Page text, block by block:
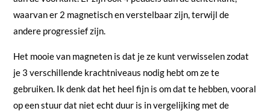
waarvan er 2 magnetisch en verstelbaar zijn, terwijl de
andere progressief zijn.
Het mooie van magneten is dat je ze kunt verwisselen zodat
je 3 verschillende krachtniveaus nodig hebt om ze te
gebruiken. Ik denk dat het heel fijn is om dat te hebben, vooral
op een stuur dat niet echt duur is in vergelijking met de